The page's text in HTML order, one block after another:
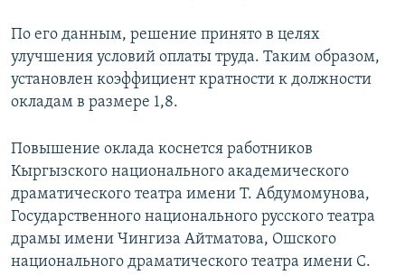
По его данным, решение принято в целях
улучшения условий оплаты труда. Таким образом,
установлен коэффициент кратности к должности
окладам в размере 1,8.
Повышение оклада коснется работников
Кыргызского национального академического
драматического театра имени Т. Абдумомунова,
Государственного национального русского театра
драмы имени Чингиза Айтматова, Ошского
национального драматического театра имени С.